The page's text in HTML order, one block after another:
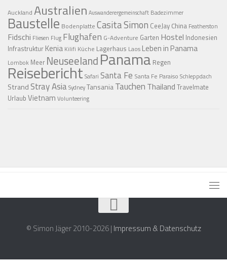
Auckland Australien Auswanderergemeinschaft Badezimmer
Baustelle Bodenplatte Casita Simon CeeJay China Featherston
Fidschi Fliesen Flug Flughafen G-Adventure Garten Hostel Indonesien
Infrastruktur Kenia Kilifi Küche Lagerhaus Laos Leben in Panama
Lombok Meer NeuseelandPanama Regen
Reisebericht Safari Santa Fe Santa Fe Paraiso Schleppdach
Strand Stray AsiaSydneyTansaniaTauchen Thailand Travelmate
Urlaub Vietnam Volunteering
© Simon Jäger 2010-2026 | Impressum & Datenschutz